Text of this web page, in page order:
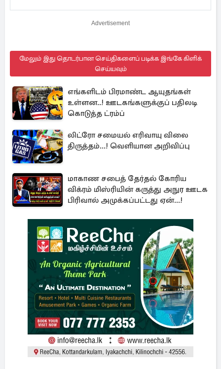
Advertisement
மேலும் இது தொடர்பான செய்திகளைப் படிக்க இங்கே கிளிக்
செய்யவும்
எங்களிடம் பிரமாண்ட ஆயுதங்கள்
உள்ளன..! ஊடகங்களுக்குப் பதிலடி
கொடுத்த ட்ரம்ப்
லிட்ரோ சமையல் எரிவாயு விலை
திருத்தம்...! வெளியான அறிவிப்பு
மாகாண சபைத் தேர்தல் கோரிய
விக்ரம் மிஸ்ரியின் கருத்து அநுர ஊடக
பிரிவால் அமுக்கப்பட்டது ஏன்...!